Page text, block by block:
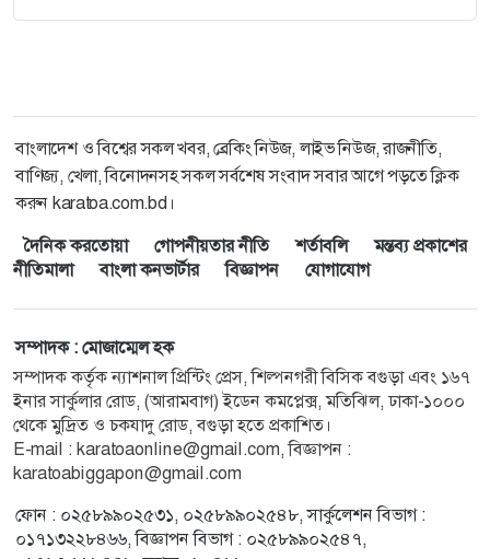
বাংলাদেশ ও বিশ্বের সকল খবর, ব্রেকিং নিউজ, লাইভ নিউজ, রাজনীতি,
বাণিজ্য, খেলা, বিনোদনসহ সকল সর্বশেষ সংবাদ সবার আগে পড়তে ক্লিক
করুন karatoa.com.bd।
দৈনিক করতোয়া
গোপনীয়তার নীতি শর্তাবলি
মন্তব্য প্রকাশের
নীতিমালা
বাংলা কনভার্টার বিজ্ঞাপন যোগাযোগ
সম্পাদক : মোজাম্মেল হক
সম্পাদক কর্তৃক ন্যাশনাল প্রিন্টিং প্রেস, শিল্পনগরী বিসিক বগুড়া এবং ১৬৭
ইনার সার্কুলার রোড, (আরামবাগ) ইডেন কমপ্লেক্স, মতিঝিল, ঢাকা-১০০০
থেকে মুদ্রিত ও চকযাদু রোড, বগুড়া হতে প্রকাশিত।
E-mail : karatoaonline@gmail.com, বিজ্ঞাপন :
karatoabiggapon@gmail.com
ফোন : ০২৫৮৯৯০২৫৩১, ০২৫৮৯৯০২৫৪৮, সার্কুলেশন বিভাগ :
০১৭১৩২২৮৪৬৬, বিজ্ঞাপন বিভাগ : ০২৫৮৯৯০২৫৪৭,